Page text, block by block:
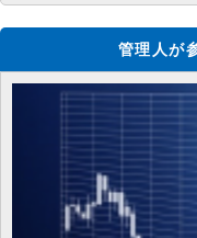
管理人が